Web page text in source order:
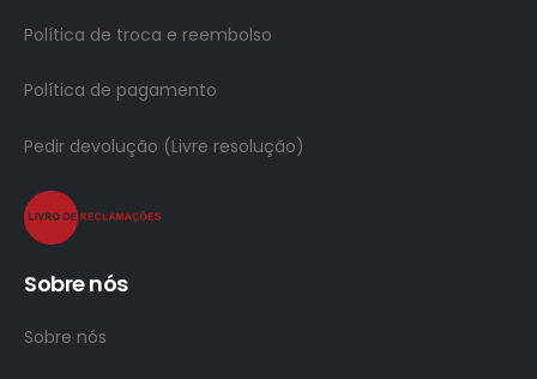
Política de troca e reembolso
Política de pagamento
Pedir devolução (Livre resolução)
Sobre nós
Sobre nós